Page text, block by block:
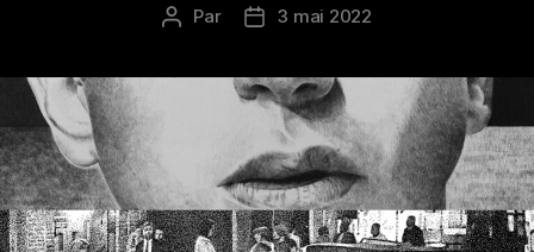
Auteur
Par
Date3 mai 2022